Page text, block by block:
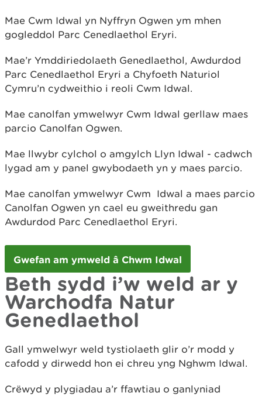
Mae Cwm Idwal yn Nyffryn Ogwen ym mhen
gogleddol Parc Cenedlaethol Eryri.
Mae’r Ymddiriedolaeth Genedlaethol, Awdurdod
Parc Cenedlaethol Eryri a Chyfoeth Naturiol
Cymru’n cydweithio i reoli Cwm Idwal.
Mae canolfan ymwelwyr Cwm Idwal gerllaw maes
parcio Canolfan Ogwen.
Mae llwybr cylchol o amgylch Llyn Idwal - cadwch
lygad am y panel gwybodaeth yn y maes parcio.
Mae canolfan ymwelwyr Cwm Idwal a maes parcio
Canolfan Ogwen yn cael eu gweithredu gan
Awdurdod Parc Cenedlaethol Eryri.
Gwefan am ymweld â Chwm Idwal
Beth sydd i’w weld ar y
Warchodfa Natur
Genedlaethol
Gall ymwelwyr weld tystiolaeth glir o’r modd y
cafodd y dirwedd hon ei chreu yng Nghwm Idwal.
Crëwyd y plygiadau a’r ffawtiau o ganlyniad